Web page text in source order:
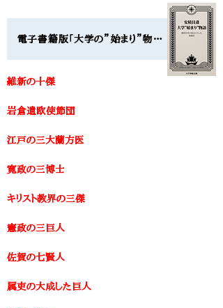
維新の十傑​
岩倉遣欧使節団
江戸の三大蘭方医
寛政の三博士
キリスト教界の三傑
憲政の三巨人
​佐賀の七賢人
属吏の大成した巨人
電子書籍版「大学の”始まり”物語」大学事始文庫 [外部]